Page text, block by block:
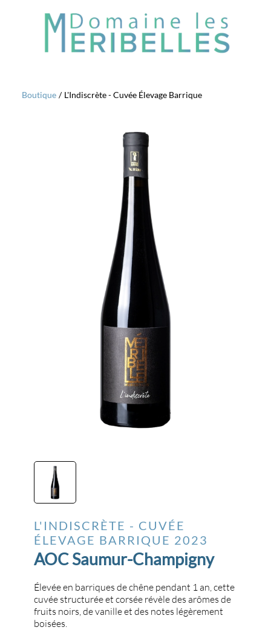
Boutique / L'Indiscrète - Cuvée Élevage Barrique
L'INDISCRÈTE - CUVÉE
ÉLEVAGE BARRIQUE 2023
AOC Saumur-Champigny
Élevée en barriques de chêne pendant 1 an, cette
cuvée structurée et corsée révèle des arômes de
fruits noirs, de vanille et des notes légèrement
boisées.